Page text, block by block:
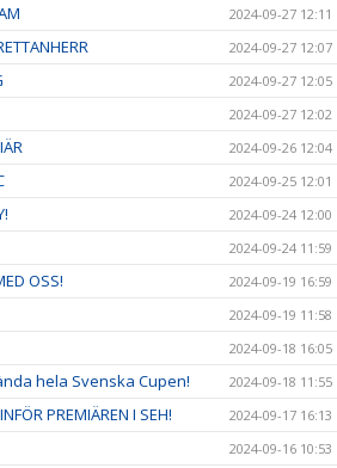
2024-09-27 12:11
2024-09-27 12:07
2024-09-27 12:05
2024-09-27 12:02
2024-09-26 12:04
2024-09-25 12:01
2024-09-24 12:00
2024-09-24 11:59
OSS! 2024-09-19 16:59
2024-09-19 11:58
2024-09-18 16:05
hela Svenska Cupen! 2024-09-18 11:55
PREMIÄREN I SEH! 2024-09-17 16:13
2024-09-16 10:53